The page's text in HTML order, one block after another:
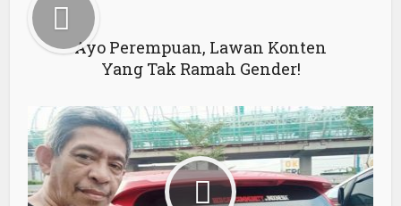
Ayo Perempuan, Lawan Konten
Yang Tak Ramah Gender!